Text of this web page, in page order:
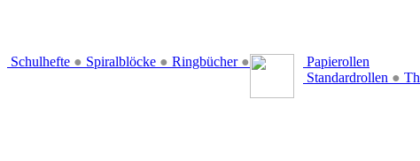
Schulhefte ● Spiralblöcke ● Ringbücher ●
Papierollen
Standardrollen ●